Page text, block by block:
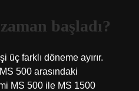
başladı?
farklı döneme ayırır.
500 arasındaki
MS 500 ile MS 1500